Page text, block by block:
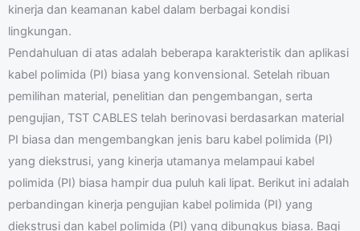
kinerja dan keamanan kabel dalam berbagai kondisi
lingkungan.
Pendahuluan di atas adalah beberapa karakteristik dan aplikasi
kabel polimida (PI) biasa yang konvensional. Setelah ribuan
pemilihan material, penelitian dan pengembangan, serta
pengujian, TST CABLES telah berinovasi berdasarkan material
PI biasa dan mengembangkan jenis baru kabel polimida (PI)
yang diekstrusi, yang kinerja utamanya melampaui kabel
polimida (PI) biasa hampir dua puluh kali lipat. Berikut ini adalah
perbandingan kinerja pengujian kabel polimida (PI) yang
diekstrusi dan kabel polimida (PI) yang dibungkus biasa. Bagi